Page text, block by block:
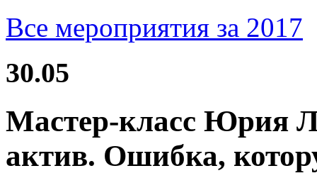
Все мероприятия за 2017
30.05
Мастер-класс Юрия
актив. Ошибка,